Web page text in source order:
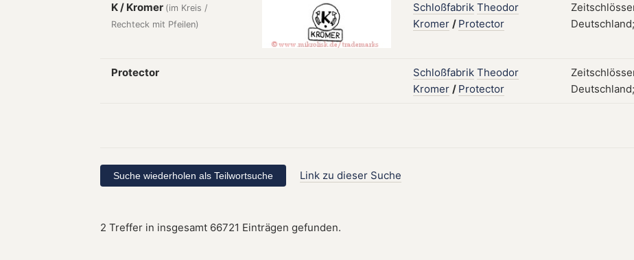
K / Kromer (im Kreis /
Rechteck mit Pfeilen)
Schloßfabrik Theodor
Kromer / Protector
Protector Schloßfabrik Theodor
Kromer / Protector
Link zu dieser Suche
2 Treffer in insgesamt 66721 Einträgen gefunden.